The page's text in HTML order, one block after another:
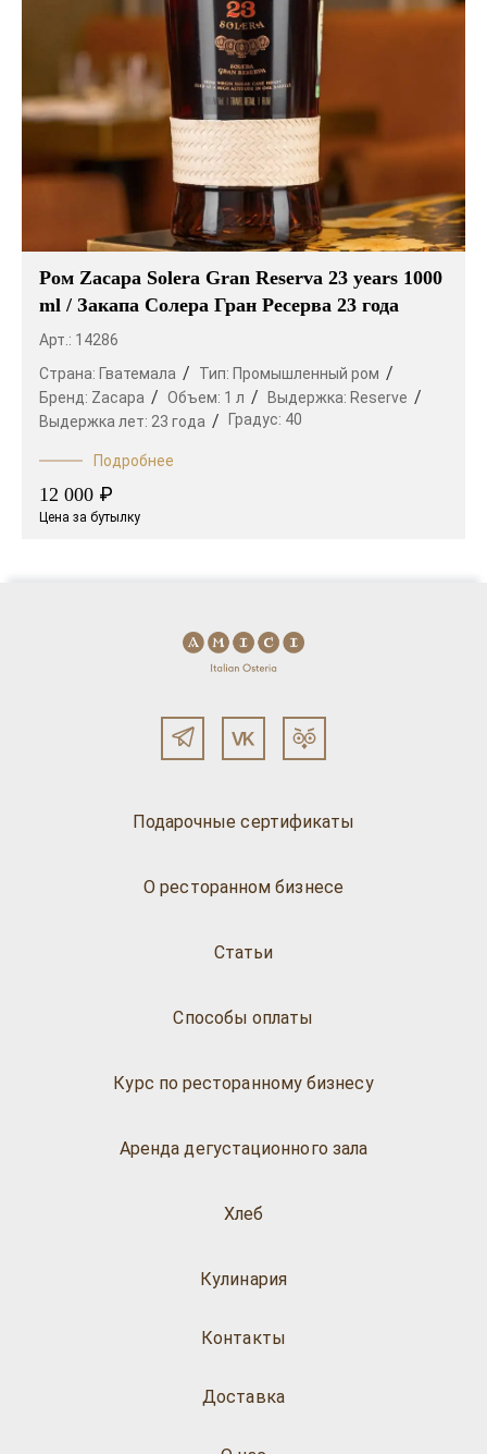
Ром Zacapa Solera Gran Reserva 23 years 1000
ml / Закапа Солера Гран Ресерва 23 года
Арт.: 14286
Страна: Гватемала Тип: Промышленный ром
Бренд: Zacapa Объем: 1 л Выдержка: Reserve
Выдержка лет: 23 года Градус: 40
Подробнее
12 000 ₽
Цена за бутылку
Подарочные сертификаты
О ресторанном бизнесе
Статьи
Способы оплаты
Курс по ресторанному бизнесу
Аренда дегустационного зала
Хлеб
Кулинария
Доставка
Контакты